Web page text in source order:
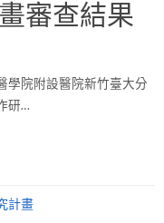
審查結果
學院附設醫院新竹臺大分
研…
計畫